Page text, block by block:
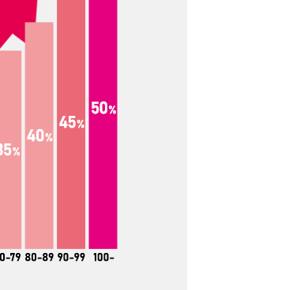
表現が難しいのですが、薄手の
たたむはちょっと難しくなって
きます。
12オンス